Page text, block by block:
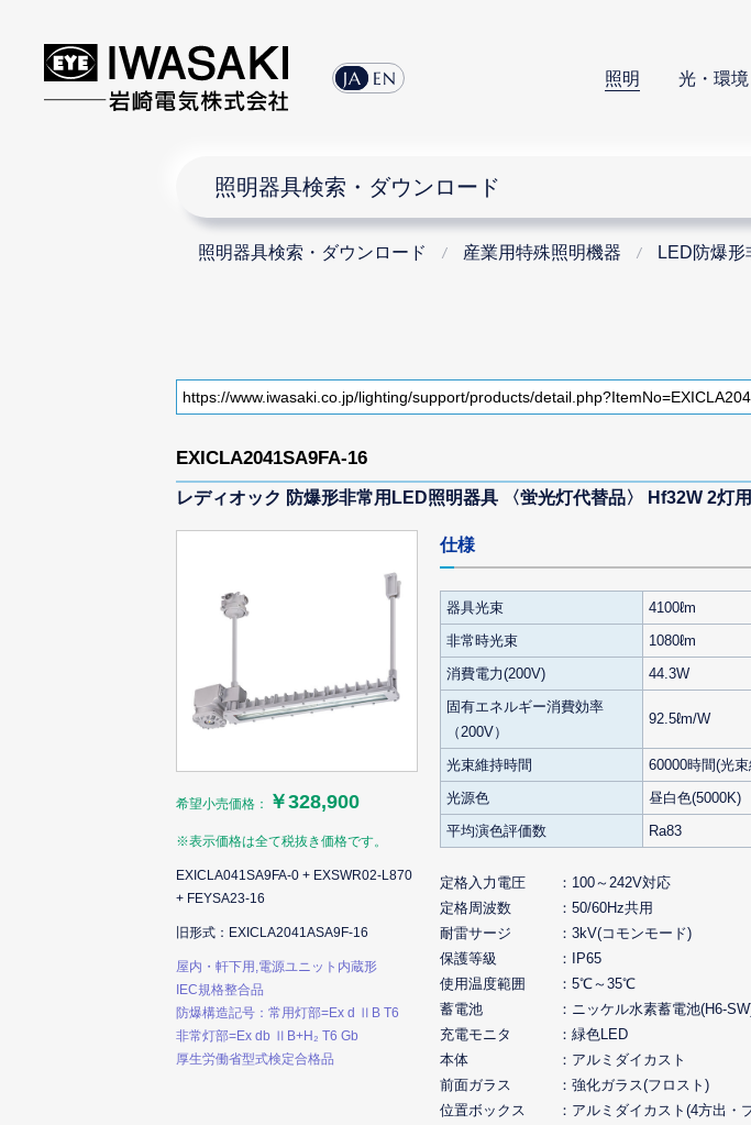
JA EN 照明 光・環境
照明器具検索・ダウンロード
照明器具検索・ダウンロード 産業用特殊照明機器 LED防爆
EXICLA2041SA9FA-16
レディオック 防爆形非常用LED照明器具 〈蛍光灯代替品〉 Hf32W 2灯
希望小売価格： ￥328,900
※表示価格は全て税抜き価格です。
EXICLA041SA9FA-0 + EXSWR02-L870
+ FEYSA23-16
旧形式：EXICLA2041ASA9F-16
屋内・軒下用,電源ユニット内蔵形
IEC規格整合品
防爆構造記号：常用灯部=Ex d ⅡB T6
非常灯部=Ex db ⅡB+H₂ T6 Gb
厚生労働省型式検定合格品
仕様
器具光束
4100ℓm
非常時光束
1080ℓm
消費電力(200V)
44.3W
固有エネルギー消費効率
（200V）
92.5ℓm/W
光束維持時間
60000時間(光
光源色
昼白色(5000K)
平均演色評価数
Ra83
定格入力電圧
100～242V対応
定格周波数
50/60Hz共用
耐雷サージ
3kV(コモンモード)
保護等級
IP65
使用温度範囲
5℃～35℃
蓄電池
ニッケル水素蓄電池(H6-
充電モニタ
緑色LED
本体
アルミダイカスト
前面ガラス
強化ガラス(フロスト)
位置ボックス
アルミダイカスト(4方出・